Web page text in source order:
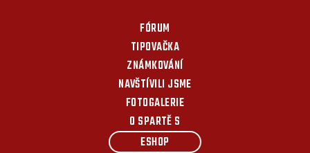
FÓRUM
TIPOVAČKA
ZNÁMKOVÁNÍ
NAVŠTÍVILI JSME
FOTOGALERIE
O SPARTĚ S
ESHOP